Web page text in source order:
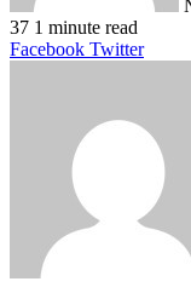
37 1 minute read
Facebook TwitterTumblr
Reddit
Share
Print